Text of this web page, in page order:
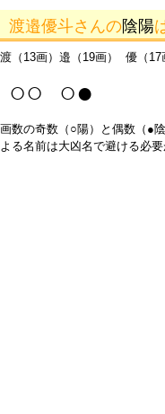
渡邉優斗さんの陰陽
渡（13画）邉（19画） 優（17
○○ ○●
画数の奇数（○陽）と偶数（●
よる名前は大凶名で避ける必